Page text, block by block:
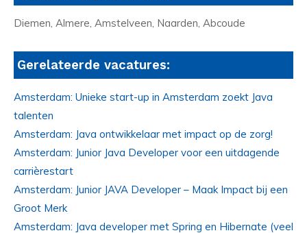
Diemen, Almere, Amstelveen, Naarden, Abcoude
Gerelateerde vacatures:
Amsterdam: Unieke start-up in Amsterdam zoekt Java
talenten
Amsterdam: Java ontwikkelaar met impact op de zorg!
Amsterdam: Junior Java Developer voor een uitdagende
carrièrestart
Amsterdam: Junior JAVA Developer – Maak Impact bij een
Groot Merk
Amsterdam: Java developer met Spring en Hibernate (veel